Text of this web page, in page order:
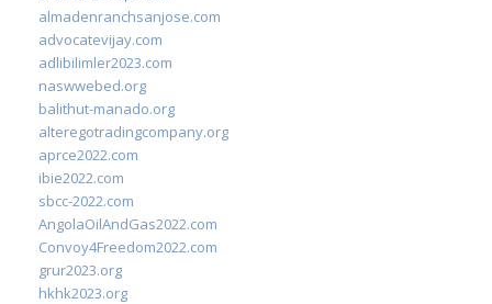
almadenranchsanjose.com
advocatevijay.com
adlibilimler2023.com
naswwebed.org
balithut-manado.org
alteregotradingcompany.org
aprce2022.com
ibie2022.com
sbcc-2022.com
AngolaOilAndGas2022.com
Convoy4Freedom2022.com
grur2023.org
hkhk2023.org